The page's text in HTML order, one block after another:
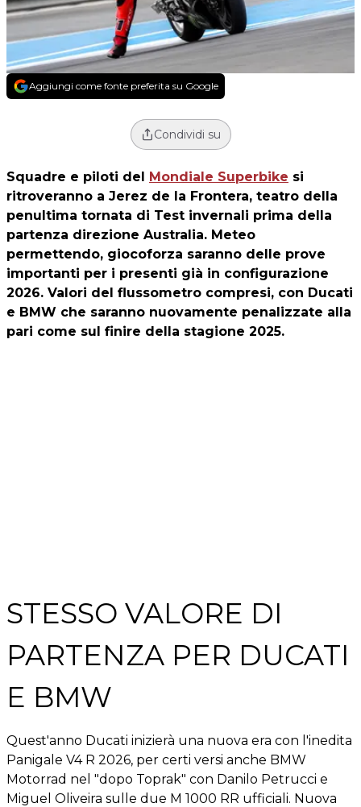
Aggiungi come fonte preferita su Google
Condividi su
Squadre e piloti del Mondiale Superbike si
ritroveranno a Jerez de la Frontera, teatro della
penultima tornata di Test invernali prima della
partenza direzione Australia. Meteo
permettendo, giocoforza saranno delle prove
importanti per i presenti già in configurazione
2026. Valori del flussometro compresi, con Ducati
e BMW che saranno nuovamente penalizzate alla
pari come sul finire della stagione 2025.
STESSO VALORE DI
PARTENZA PER DUCATI
E BMW
Quest'anno Ducati inizierà una nuova era con l'inedita
Panigale V4 R 2026, per certi versi anche BMW
Motorrad nel "dopo Toprak" con Danilo Petrucci e
Miguel Oliveira sulle due M 1000 RR ufficiali. Nuova